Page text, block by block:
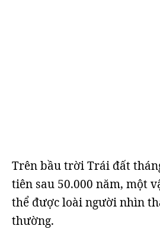
Trên bầu trời Trái đất
tiên sau 50.000 năm, một
thể được loài người nhìn
thường.